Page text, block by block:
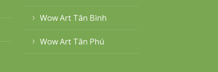
Wow Art Tân Bình
Wow Art Tân Phú